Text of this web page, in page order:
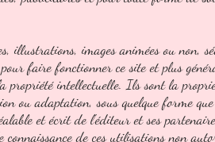
illustrations, images animées ou non,
faire fonctionner ce site et plus
intellectuelle. Ils sont la
ou adaptation, sous quelque forme
et écrit de l'éditeur et ses
de ces utilisations non